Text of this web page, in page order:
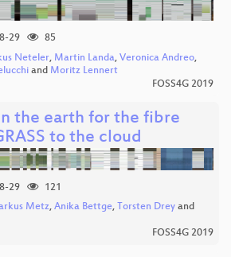
29
85
Neteler, Martin Landa, Veronica Andreo,
and Moritz Lennert
FOSS4G 2019
the earth for the fibre
to the cloud
29
121
Metz, Anika Bettge, Torsten Drey and
FOSS4G 2019